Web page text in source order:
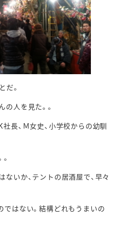
だ。
の人を見た。。
長、Ｍ女史、小学校からの幼馴
ないか、テントの居酒屋で、早々
ではない。結構どれもうまいの